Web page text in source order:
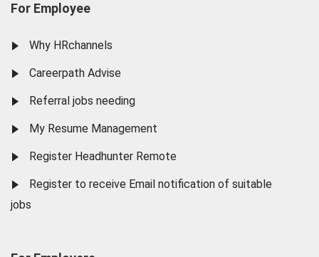
For Employee
Why HRchannels
Careerpath Advise
Referral jobs needing
My Resume Management
Register Headhunter Remote
Register to receive Email notification of suitable
jobs